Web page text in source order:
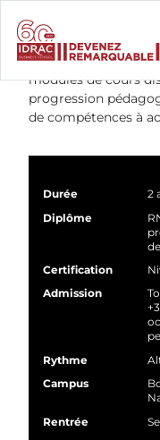
Les programmes
compétences
management et des
modules de cours
progression
de compétences à
Durée
2
Diplôme
Certification
Admission
Rythme
Campus
Rentrée